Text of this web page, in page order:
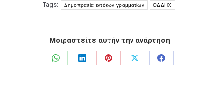
Tags:
Δημοπρασία εντόκων γραμματίων ΟΔΔΗΧ
Μοιραστείτε αυτήν την ανάρτηση
Share
Share
Share
Share
Share